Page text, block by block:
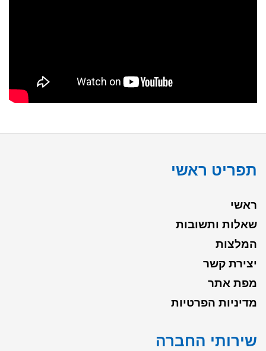
תפריט ראשי
ראשי
שאלות ותשובות
המלצות
יצירת קשר
מפת אתר
מדיניות הפרטיות
שירותי החברה